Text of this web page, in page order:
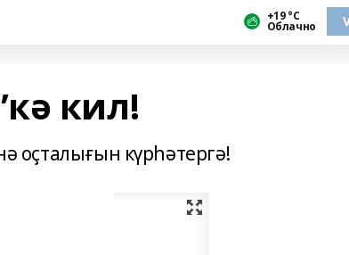
+19 °С
Облачно
кил!
оҫталығын күрһәтергә!